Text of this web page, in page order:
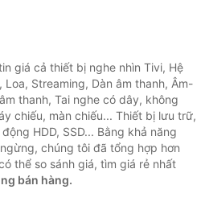
giá cả thiết bị nghe nhìn Tivi, Hệ
Streaming, Dàn âm thanh, Âm-
thanh, Tai nghe có dây, không
chiếu, màn chiếu... Thiết bị lưu trữ,
HDD, SSD... Bằng khả năng
chúng tôi đã tổng hợp hơn
thể so sánh giá, tìm giá rẻ nhất
bán hàng.